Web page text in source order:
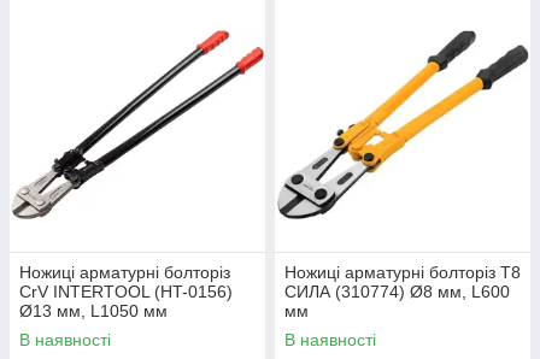
Ножиці арматурні болторіз
CrV INTERTOOL (HT-0156)
Ø13 мм, L1050 мм
В наявності
Ножиці арматурні болторіз T8
СИЛА (310774) Ø8 мм, L600
мм
В наявності